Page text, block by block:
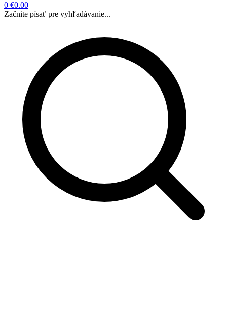
0 €0.00
Začnite písať pre vyhľadávanie...